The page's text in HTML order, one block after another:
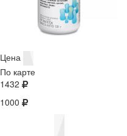
Цена
По карте
1432
1000